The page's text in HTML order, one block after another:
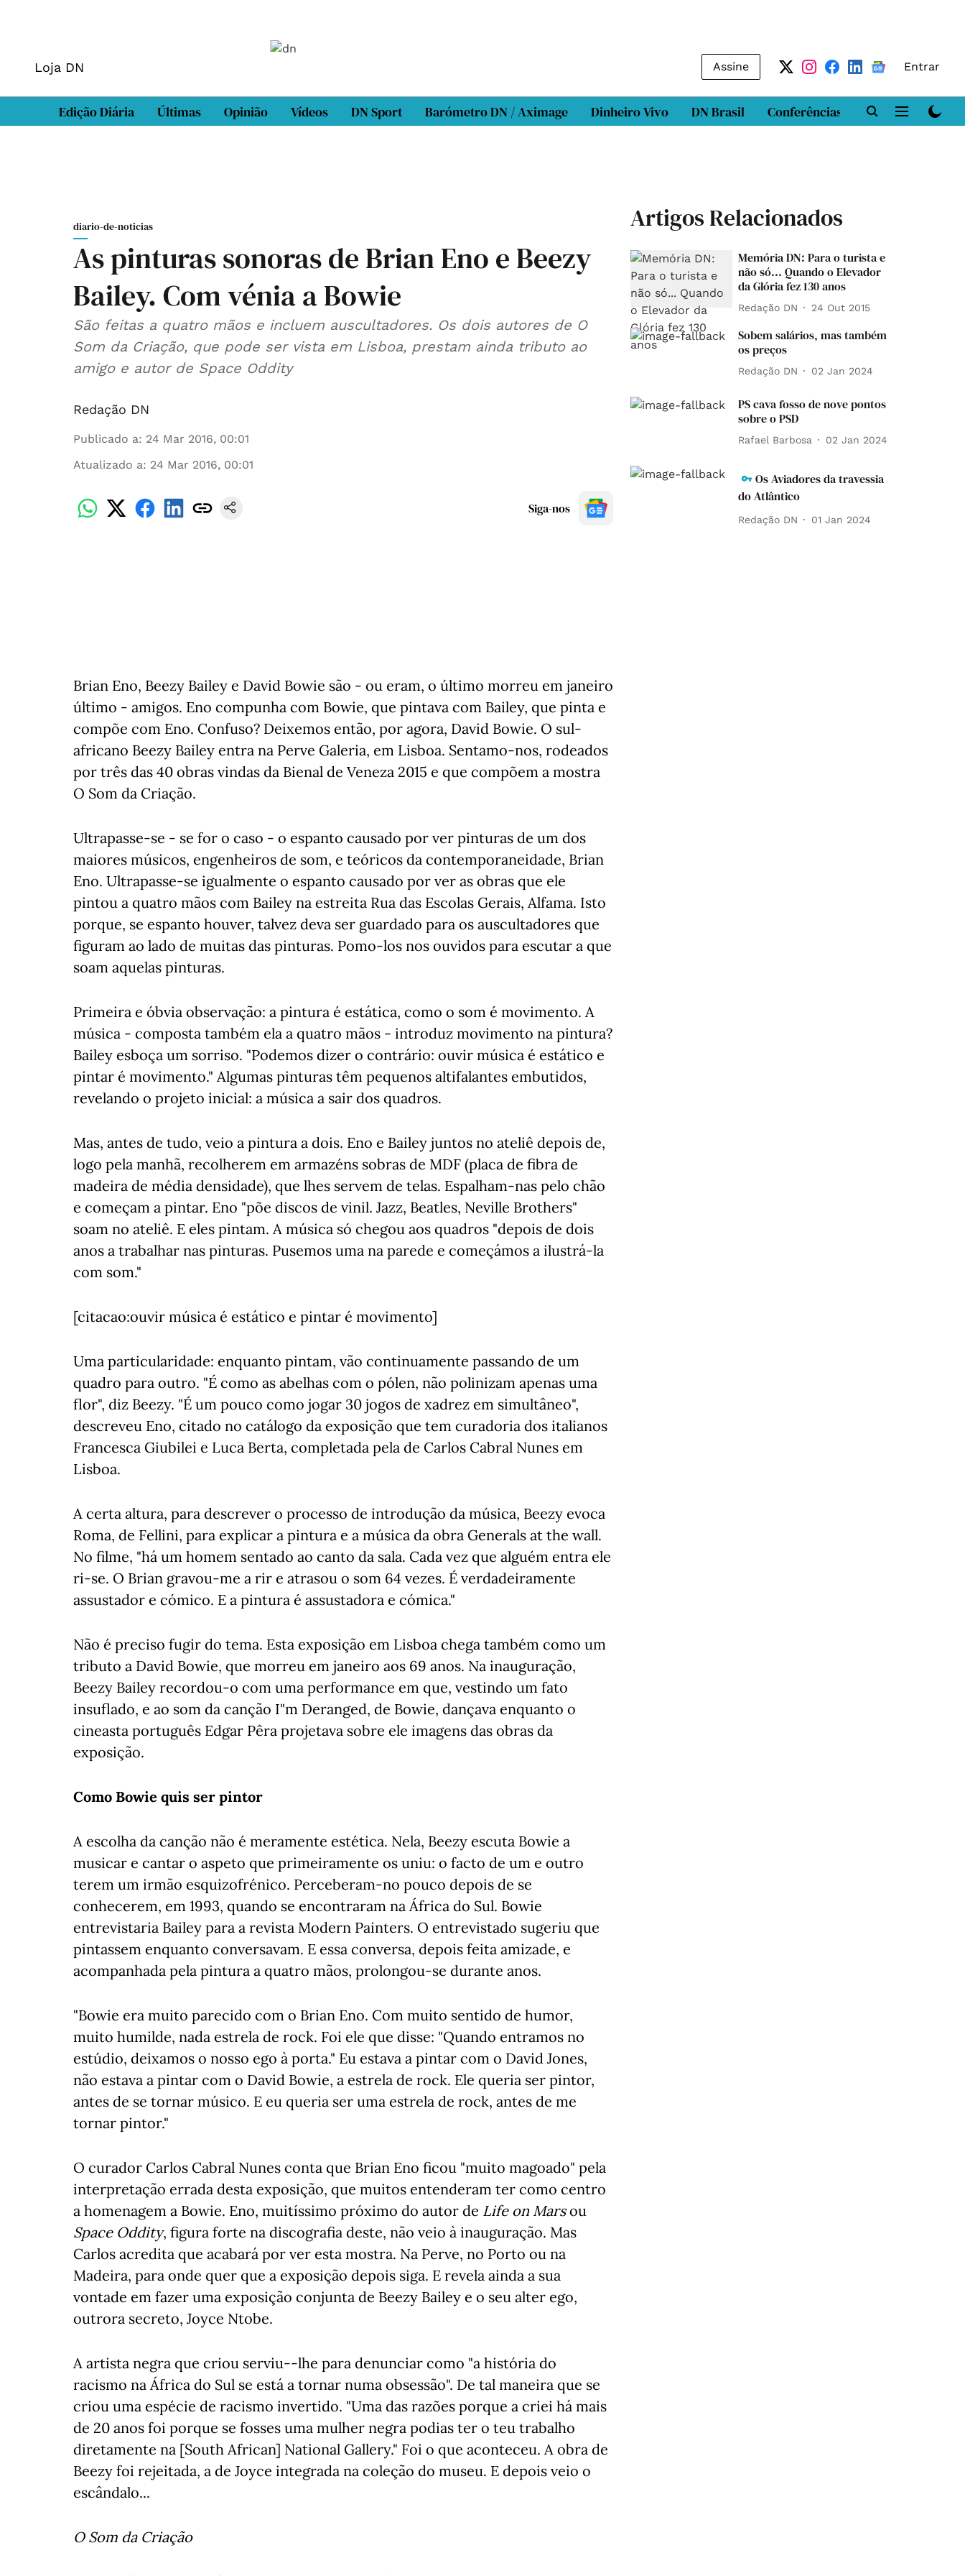
Loja DN Assine Entrar
Edição Diária Últimas Opinião Vídeos DN Sport Barómetro DN / Aximage Dinheiro Vivo DN Brasil Conferências DN LAB
diario-de-noticias
As pinturas sonoras de Brian Eno e Beezy
Bailey. Com vénia a Bowie
São feitas a quatro mãos e incluem auscultadores. Os dois autores de O
Som da Criação, que pode ser vista em Lisboa, prestam ainda tributo ao
amigo e autor de Space Oddity
Redação DN
Publicado a: 24 Mar 2016, 00:01
Atualizado a: 24 Mar 2016, 00:01
Siga-nos
Brian Eno, Beezy Bailey e David Bowie são - ou eram, o último morreu em janeiro
último - amigos. Eno compunha com Bowie, que pintava com Bailey, que pinta e
compõe com Eno. Confuso? Deixemos então, por agora, David Bowie. O sul-
africano Beezy Bailey entra na Perve Galeria, em Lisboa. Sentamo-nos, rodeados
por três das 40 obras vindas da Bienal de Veneza 2015 e que compõem a mostra
O Som da Criação.
Ultrapasse-se - se for o caso - o espanto causado por ver pinturas de um dos
maiores músicos, engenheiros de som, e teóricos da contemporaneidade, Brian
Eno. Ultrapasse-se igualmente o espanto causado por ver as obras que ele
pintou a quatro mãos com Bailey na estreita Rua das Escolas Gerais, Alfama. Isto
porque, se espanto houver, talvez deva ser guardado para os auscultadores que
figuram ao lado de muitas das pinturas. Pomo-los nos ouvidos para escutar a que
soam aquelas pinturas.
Primeira e óbvia observação: a pintura é estática, como o som é movimento. A
música - composta também ela a quatro mãos - introduz movimento na pintura?
Bailey esboça um sorriso. "Podemos dizer o contrário: ouvir música é estático e
pintar é movimento." Algumas pinturas têm pequenos altifalantes embutidos,
revelando o projeto inicial: a música a sair dos quadros.
Mas, antes de tudo, veio a pintura a dois. Eno e Bailey juntos no ateliê depois de,
logo pela manhã, recolherem em armazéns sobras de MDF (placa de fibra de
madeira de média densidade), que lhes servem de telas. Espalham-nas pelo chão
e começam a pintar. Eno "põe discos de vinil. Jazz, Beatles, Neville Brothers"
soam no ateliê. E eles pintam. A música só chegou aos quadros "depois de dois
anos a trabalhar nas pinturas. Pusemos uma na parede e começámos a ilustrá-la
com som."
[citacao:ouvir música é estático e pintar é movimento]
Uma particularidade: enquanto pintam, vão continuamente passando de um
quadro para outro. "É como as abelhas com o pólen, não polinizam apenas uma
flor", diz Beezy. "É um pouco como jogar 30 jogos de xadrez em simultâneo",
descreveu Eno, citado no catálogo da exposição que tem curadoria dos italianos
Francesca Giubilei e Luca Berta, completada pela de Carlos Cabral Nunes em
Lisboa.
A certa altura, para descrever o processo de introdução da música, Beezy evoca
Roma, de Fellini, para explicar a pintura e a música da obra Generals at the wall.
No filme, "há um homem sentado ao canto da sala. Cada vez que alguém entra ele
ri-se. O Brian gravou-me a rir e atrasou o som 64 vezes. É verdadeiramente
assustador e cómico. E a pintura é assustadora e cómica."
Não é preciso fugir do tema. Esta exposição em Lisboa chega também como um
tributo a David Bowie, que morreu em janeiro aos 69 anos. Na inauguração,
Beezy Bailey recordou-o com uma performance em que, vestindo um fato
insuflado, e ao som da canção I"m Deranged, de Bowie, dançava enquanto o
cineasta português Edgar Pêra projetava sobre ele imagens das obras da
exposição.
Como Bowie quis ser pintor
A escolha da canção não é meramente estética. Nela, Beezy escuta Bowie a
musicar e cantar o aspeto que primeiramente os uniu: o facto de um e outro
terem um irmão esquizofrénico. Perceberam-no pouco depois de se
conhecerem, em 1993, quando se encontraram na África do Sul. Bowie
entrevistaria Bailey para a revista Modern Painters. O entrevistado sugeriu que
pintassem enquanto conversavam. E essa conversa, depois feita amizade, e
acompanhada pela pintura a quatro mãos, prolongou-se durante anos.
"Bowie era muito parecido com o Brian Eno. Com muito sentido de humor,
muito humilde, nada estrela de rock. Foi ele que disse: "Quando entramos no
estúdio, deixamos o nosso ego à porta." Eu estava a pintar com o David Jones,
não estava a pintar com o David Bowie, a estrela de rock. Ele queria ser pintor,
antes de se tornar músico. E eu queria ser uma estrela de rock, antes de me
tornar pintor."
O curador Carlos Cabral Nunes conta que Brian Eno ficou "muito magoado" pela
interpretação errada desta exposição, que muitos entenderam ter como centro
a homenagem a Bowie. Eno, muitíssimo próximo do autor de Life on Marsou
Space Oddity, figura forte na discografia deste, não veio à inauguração. Mas
Carlos acredita que acabará por ver esta mostra. Na Perve, no Porto ou na
Madeira, para onde quer que a exposição depois siga. E revela ainda a sua
vontade em fazer uma exposição conjunta de Beezy Bailey e o seu alter ego,
outrora secreto, Joyce Ntobe.
A artista negra que criou serviu--lhe para denunciar como "a história do
racismo na África do Sul se está a tornar numa obsessão". De tal maneira que se
criou uma espécie de racismo invertido. "Uma das razões porque a criei há mais
de 20 anos foi porque se fosses uma mulher negra podias ter o teu trabalho
diretamente na [South African] National Gallery." Foi o que aconteceu. A obra de
Beezy foi rejeitada, a de Joyce integrada na coleção do museu. E depois veio o
escândalo...
O Som da Criação
Artigos Relacionados
Memória DN: Para o turista e
não só... Quando o Elevador
da Glória fez 130 anos
Redação DN 24 Out 2015
Sobem salários, mas também
os preços
Redação DN 02 Jan 2024
PS cava fosso de nove pontos
sobre o PSD
Rafael Barbosa 02 Jan 2024
Os Aviadores da travessia
do Atlântico
Redação DN 01 Jan 2024